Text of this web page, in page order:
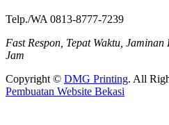
Telp./WA 0813-8777-7239
Fast Respon, Tepat Waktu,
Jam
Copyright © DMG Printing. All
Pembuatan Website Bekasi